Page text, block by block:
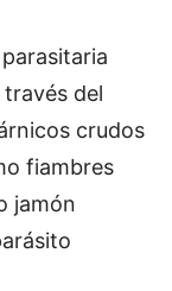
del
crudos
fiambres
jamón